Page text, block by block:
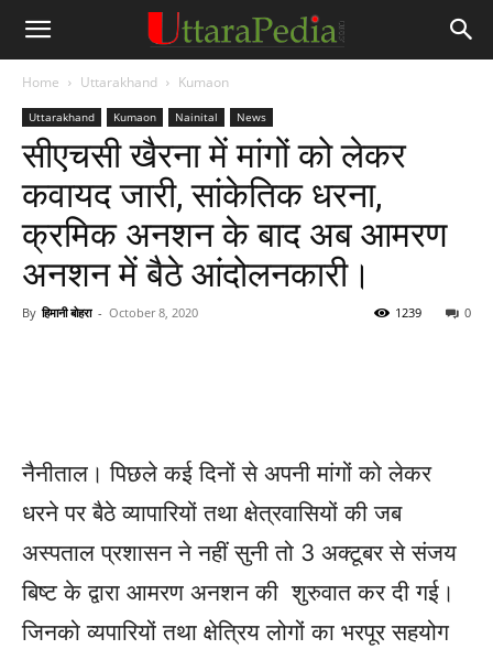
Home Uttarakhand Kumaon
Uttarakhand Kumaon Nainital News
सीएचसी खैरना में मांगों को लेकर
कवायद जारी, सांकेतिक धरना,
क्रमिक अनशन के बाद अब आमरण
अनशन में बैठे आंदोलनकारी।
By हिमानी बोहरा - October 8, 2020 0
1239
नैनीताल। पिछले कई दिनों से अपनी मांगों को लेकर
धरने पर बैठे व्यापारियों तथा क्षेत्रवासियों की जब
अस्पताल प्रशासन ने नहीं सुनी तो 3 अक्टूबर से संजय
बिष्ट के द्वारा आमरण अनशन की शुरुवात कर दी गई।
जिनको व्यपारियों तथा क्षेत्रिय लोगों का भरपूर सहयोग